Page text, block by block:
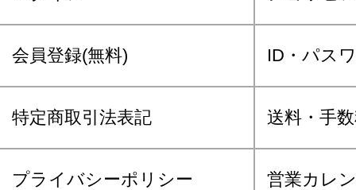
会員登録(無料) ID・パス
特定商取引法表記 送料・手
プライバシーポリシー 営業カレ